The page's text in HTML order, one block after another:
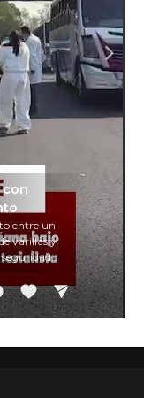
entre un
varillas y